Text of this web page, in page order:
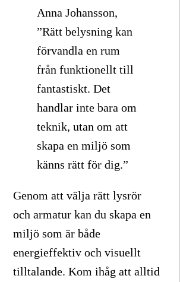
Anna Johansson,
”Rätt belysning kan
förvandla en rum
från funktionellt till
fantastiskt. Det
handlar inte bara om
teknik, utan om att
skapa en miljö som
känns rätt för dig.”
Genom att välja rätt lysrör
och armatur kan du skapa en
miljö som är både
energieffektiv och visuellt
tilltalande. Kom ihåg att alltid